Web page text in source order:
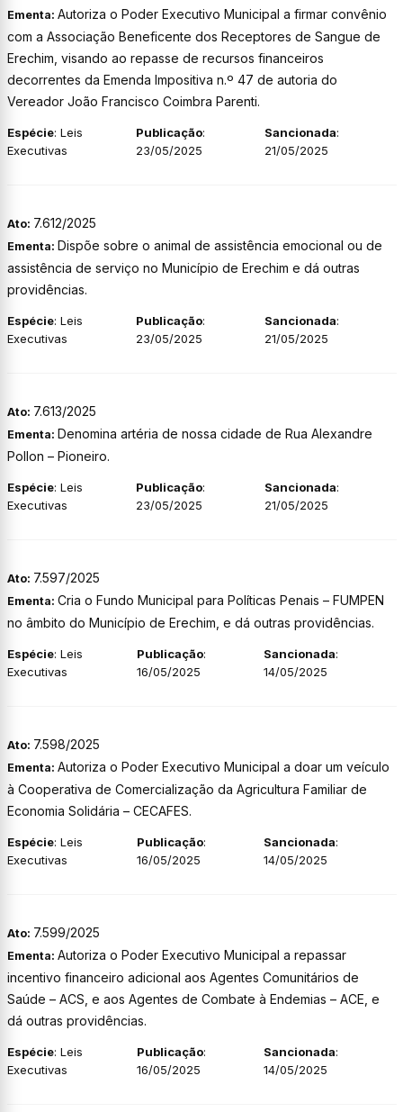
Ementa: Autoriza o Poder Executivo Municipal a firmar convênio
com a Associação Beneficente dos Receptores de Sangue de
Erechim, visando ao repasse de recursos financeiros
decorrentes da Emenda Impositiva n.º 47 de autoria do
Vereador João Francisco Coimbra Parenti.
Espécie: Leis
Executivas
Publicação:
23/05/2025
Sancionada:
21/05/2025
Ato: 7.612/2025
Ementa: Dispõe sobre o animal de assistência emocional ou de
assistência de serviço no Município de Erechim e dá outras
providências.
Espécie: Leis
Executivas
Publicação:
23/05/2025
Sancionada:
21/05/2025
Ato: 7.613/2025
Ementa: Denomina artéria de nossa cidade de Rua Alexandre
Pollon – Pioneiro.
Espécie: Leis
Executivas
Publicação:
23/05/2025
Sancionada:
21/05/2025
Ato: 7.597/2025
Ementa: Cria o Fundo Municipal para Políticas Penais – FUMPEN
no âmbito do Município de Erechim, e dá outras providências.
Espécie: Leis
Executivas
Publicação:
16/05/2025
Sancionada:
14/05/2025
Ato: 7.598/2025
Ementa: Autoriza o Poder Executivo Municipal a doar um veículo
à Cooperativa de Comercialização da Agricultura Familiar de
Economia Solidária – CECAFES.
Espécie: Leis
Executivas
Publicação:
16/05/2025
Sancionada:
14/05/2025
Ato: 7.599/2025
Ementa: Autoriza o Poder Executivo Municipal a repassar
incentivo financeiro adicional aos Agentes Comunitários de
Saúde – ACS, e aos Agentes de Combate à Endemias – ACE, e
dá outras providências.
Espécie: Leis
Executivas
Publicação:
16/05/2025
Sancionada:
14/05/2025